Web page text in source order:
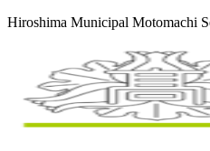
Hiroshima Municipal Motomachi